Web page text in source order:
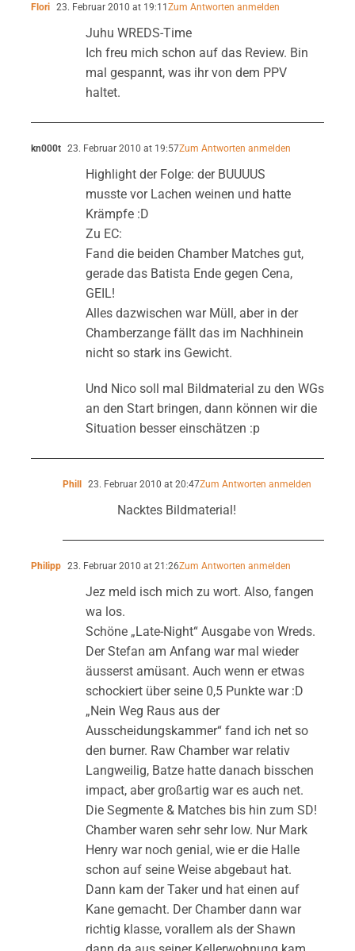
Flori 23. Februar 2010 at 19:11Zum Antworten anmelden
Juhu WREDS-Time
Ich freu mich schon auf das Review. Bin
mal gespannt, was ihr von dem PPV
haltet.
kn000t 23. Februar 2010 at 19:57Zum Antworten anmelden
Highlight der Folge: der BUUUUS
musste vor Lachen weinen und hatte
Krämpfe :D
Zu EC:
Fand die beiden Chamber Matches gut,
gerade das Batista Ende gegen Cena,
GEIL!
Alles dazwischen war Müll, aber in der
Chamberzange fällt das im Nachhinein
nicht so stark ins Gewicht.
Und Nico soll mal Bildmaterial zu den WGs
an den Start bringen, dann können wir die
Situation besser einschätzen :p
Phill 23. Februar 2010 at 20:47Zum Antworten anmelden
Nacktes Bildmaterial!
Philipp 23. Februar 2010 at 21:26Zum Antworten anmelden
Jez meld isch mich zu wort. Also, fangen
wa los.
Schöne „Late-Night“ Ausgabe von Wreds.
Der Stefan am Anfang war mal wieder
äusserst amüsant. Auch wenn er etwas
schockiert über seine 0,5 Punkte war :D
„Nein Weg Raus aus der
Ausscheidungskammer“ fand ich net so
den burner. Raw Chamber war relativ
Langweilig, Batze hatte danach bisschen
impact, aber großartig war es auch net.
Die Segmente & Matches bis hin zum SD!
Chamber waren sehr sehr low. Nur Mark
Henry war noch genial, wie er die Halle
schon auf seine Weise abgebaut hat.
Dann kam der Taker und hat einen auf
Kane gemacht. Der Chamber dann war
richtig klasse, vorallem als der Shawn